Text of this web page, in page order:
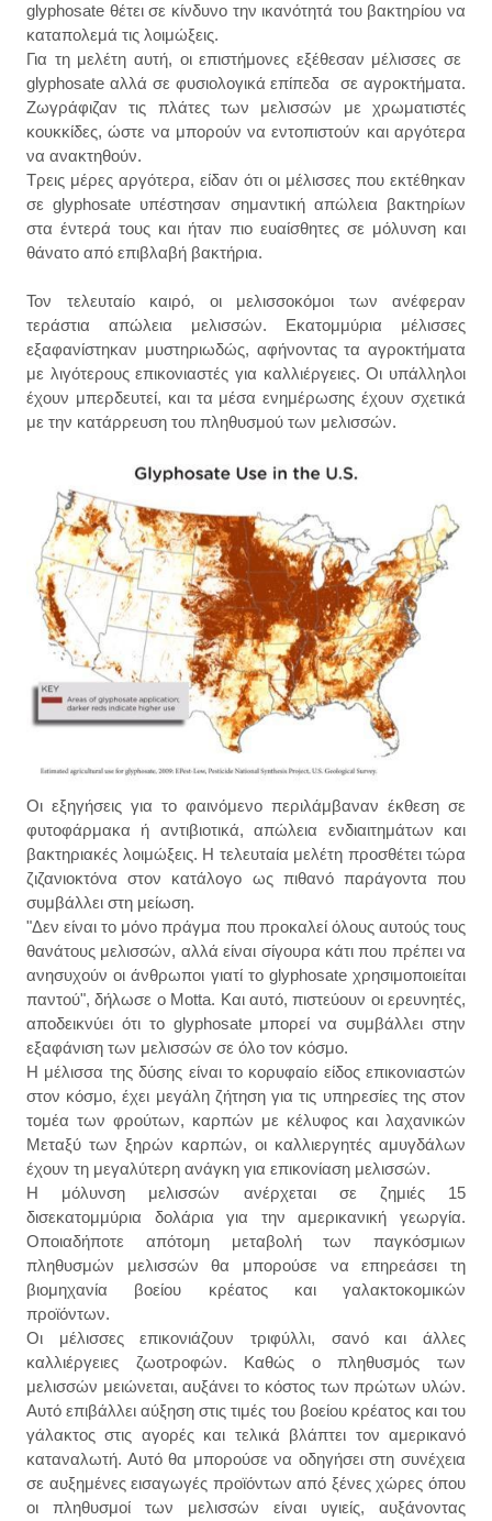
glyphosate θέτει σε κίνδυνο την ικανότητά του βακτηρίου να
καταπολεμά τις λοιμώξεις.
Για τη μελέτη αυτή, οι επιστήμονες εξέθεσαν μέλισσες σε
glyphosate αλλά σε φυσιολογικά επίπεδα σε αγροκτήματα.
Ζωγράφιζαν τις πλάτες των μελισσών με χρωματιστές
κουκκίδες, ώστε να μπορούν να εντοπιστούν και αργότερα
να ανακτηθούν.
Τρεις μέρες αργότερα, είδαν ότι οι μέλισσες που εκτέθηκαν
σε glyphosate υπέστησαν σημαντική απώλεια βακτηρίων
στα έντερά τους και ήταν πιο ευαίσθητες σε μόλυνση και
θάνατο από επιβλαβή βακτήρια.
Τον τελευταίο καιρό, οι μελισσοκόμοι των ανέφεραν
τεράστια απώλεια μελισσών. Εκατομμύρια μέλισσες
εξαφανίστηκαν μυστηριωδώς, αφήνοντας τα αγροκτήματα
με λιγότερους επικονιαστές για καλλιέργειες. Οι υπάλληλοι
έχουν μπερδευτεί, και τα μέσα ενημέρωσης έχουν σχετικά
με την κατάρρευση του πληθυσμού των μελισσών.
Οι εξηγήσεις για το φαινόμενο περιλάμβαναν έκθεση σε
φυτοφάρμακα ή αντιβιοτικά, απώλεια ενδιαιτημάτων και
βακτηριακές λοιμώξεις. Η τελευταία μελέτη προσθέτει τώρα
ζιζανιοκτόνα στον κατάλογο ως πιθανό παράγοντα που
συμβάλλει στη μείωση.
"Δεν είναι το μόνο πράγμα που προκαλεί όλους αυτούς τους
θανάτους μελισσών, αλλά είναι σίγουρα κάτι που πρέπει να
ανησυχούν οι άνθρωποι γιατί το glyphosate χρησιμοποιείται
παντού", δήλωσε ο Motta. Και αυτό, πιστεύουν οι ερευνητές,
αποδεικνύει ότι το glyphosate μπορεί να συμβάλλει στην
εξαφάνιση των μελισσών σε όλο τον κόσμο.
Η μέλισσα της δύσης είναι το κορυφαίο είδος επικονιαστών
στον κόσμο, έχει μεγάλη ζήτηση για τις υπηρεσίες της στον
τομέα των φρούτων, καρπών με κέλυφος και λαχανικών
Μεταξύ των ξηρών καρπών, οι καλλιεργητές αμυγδάλων
έχουν τη μεγαλύτερη ανάγκη για επικονίαση μελισσών.
Η μόλυνση μελισσών ανέρχεται σε ζημιές 15
δισεκατομμύρια δολάρια για την αμερικανική γεωργία.
Οποιαδήποτε απότομη μεταβολή των παγκόσμιων
πληθυσμών μελισσών θα μπορούσε να επηρεάσει τη
βιομηχανία βοείου κρέατος και γαλακτοκομικών
προϊόντων.
Οι μέλισσες επικονιάζουν τριφύλλι, σανό και άλλες
καλλιέργειες ζωοτροφών. Καθώς ο πληθυσμός των
μελισσών μειώνεται, αυξάνει το κόστος των πρώτων υλών.
Αυτό επιβάλλει αύξηση στις τιμές του βοείου κρέατος και του
γάλακτος στις αγορές και τελικά βλάπτει τον αμερικανό
καταναλωτή. Αυτό θα μπορούσε να οδηγήσει στη συνέχεια
σε αυξημένες εισαγωγές προϊόντων από ξένες χώρες όπου
οι πληθυσμοί των μελισσών είναι υγιείς, αυξάνοντας